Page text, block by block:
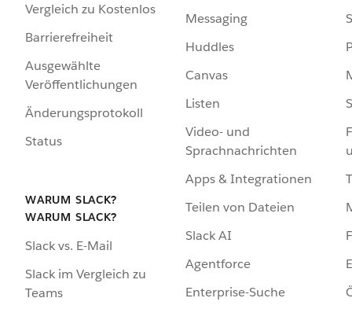
Vergleich zu Kostenlos
Barrierefreiheit
Ausgewählte
Veröffentlichungen
Änderungsprotokoll
Status
WARUM SLACK?
WARUM SLACK?
Slack vs. E-Mail
Slack im Vergleich zu
Teams
Messaging
Huddles
Canvas
Listen
Video- und
Sprachnachrichten
Apps & Integrationen
Teilen von Dateien
Slack AI
Agentforce
Enterprise-Suche